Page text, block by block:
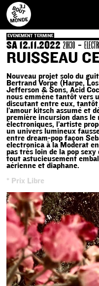
Skip
content
EVENEMENT TERMINE
SA 12.11.2022 21H30 -
RUISSEAU
Nouveau projet solo du
Bertrand Vorpe (Harpe,
Jefferson & Sons, Acid
nous emmène tantôt vers
discutant entre eux, tantôt
l’amour kitsch assumé et
première incursion dans le
électroniques, l’artiste
un univers lumineux
entre dream-pop façon
electronica à la Moderat
pas très loin de la pop
tout astucieusement
aérienne et diaphane.
* Prix Libre